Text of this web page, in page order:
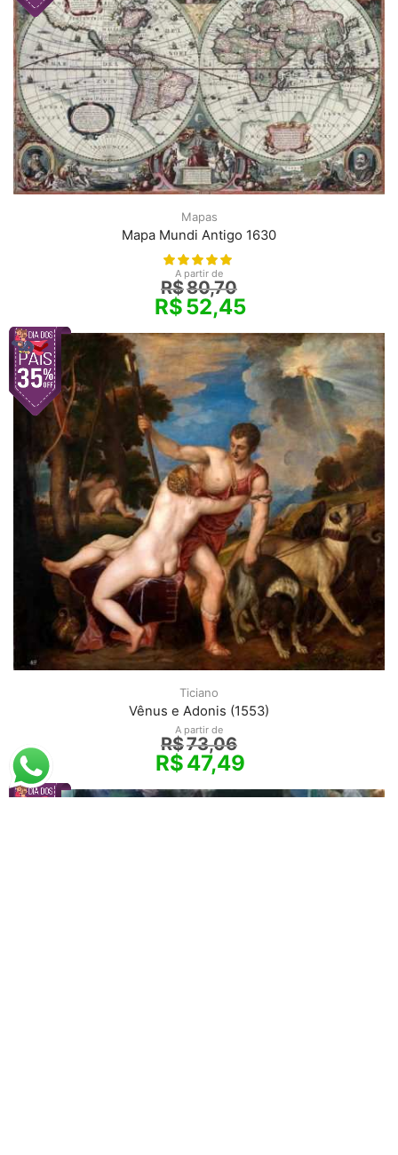
Mapas
Mapa Mundi Antigo 1630
A partir de
R$80,70
R$52,45
Ticiano
Vênus e Adonis (1553)
A partir de
R$73,06
R$47,49